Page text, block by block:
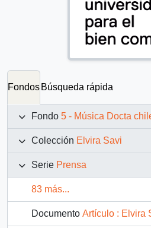
Fondos Búsqueda rápida
Fondo 5 - Música Docta
Colección Elvira Savi
Serie Prensa
83 más...
Documento Artículo : Elvira Savi